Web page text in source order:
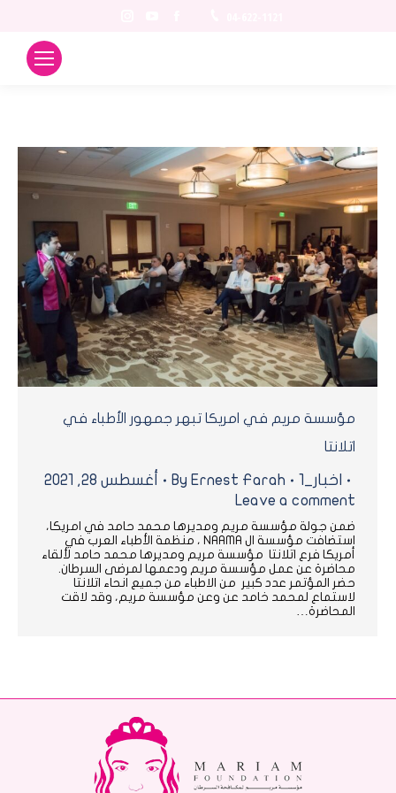
مؤسسة مريم في امريكا تبهر جمهور الأطباء في
اتلانتا
اخبار_1 By Ernest Farah
أغسطس 28, 2021
Leave a comment
ضمن جولة مؤسسة مريم ومديرها محمد حامد في امريكا،
استضافت مؤسسة ال NAAMA ، منظمة الأطباء العرب في
أمريكا فرع اتلانتا مؤسسة مريم ومديرها محمد حامد لألقاء
محاضرة عن عمل مؤسسة مريم ودعمها لمرضى السرطان.
حضر المؤتمر عدد كبير من الاطباء من جميع انحاء اتلانتا
لاستماع لمحمد خامد عن وعن مؤسسة مريم، وقد لاقت
المحاضرة…